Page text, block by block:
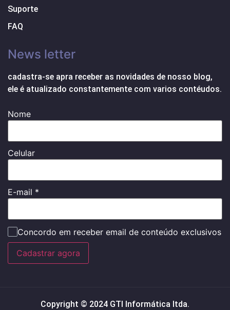
Suporte
FAQ
News letter
cadastra-se apra receber as novidades de nosso blog,
ele é atualizado constantemente com varios contéudos.
Nome
Celular
E-mail *
Concordo em receber email de conteúdo exclusivos
Cadastrar agora
Copyright © 2024 GTI Informática ltda.